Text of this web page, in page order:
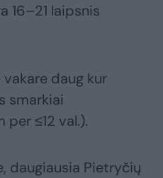
16–21 laipsnis
daug kur
smarkiai
per ≤12 val.).
daugiausia Pietryčių